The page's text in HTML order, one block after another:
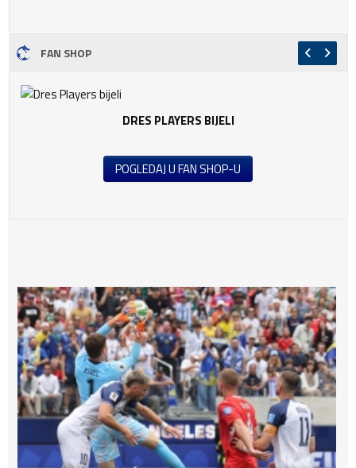
FAN SHOP
DRES PLAYERS BIJELI
POGLEDAJ U FAN SHOP-U